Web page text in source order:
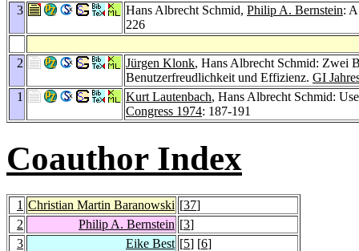
3
Hans Albrecht Schmid, Philip A. Bernstein:
226
2 Jürgen Klonk, Hans Albrecht Schmid: Zwei
Benutzerfreudlichkeit und Effizienz. GI
1
Kurt Lautenbach, Hans Albrecht Schmid:
Congress 1974: 187-191
Coauthor Index
1 Christian Martin Baranowski [37]
2
Philip A. Bernstein [3]
3
Eike Best [5] [6]